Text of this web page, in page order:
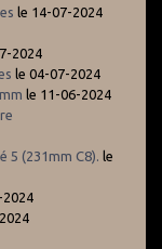
le 14-07-2024
2024
le 04-07-2024
le 11-06-2024
(231mm C8). le
2024